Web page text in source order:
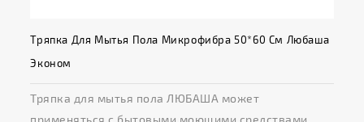
Тряпка Для Мытья Пола Микрофибра 50*60 См Любаша
Эконом
Тряпка для мытья пола ЛЮБАША может